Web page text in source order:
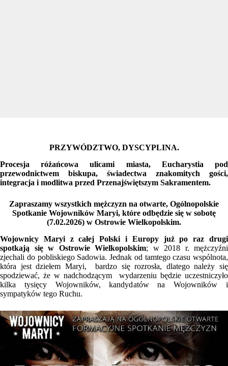
PRZYWÓDZTWO, DYSCYPLINA.
Procesja różańcowa ulicami miasta, Eucharystia pod
przewodnictwem biskupa, świadectwa znakomitych gości,
integracja i modlitwa przed Przenajświętszym Sakramentem.
Zapraszamy wszystkich mężczyzn na otwarte, Ogólnopolskie
Spotkanie Wojowników Maryi, które odbędzie się w sobotę
(7.02.2026) w Ostrowie Wielkopolskim.
Wojownicy Maryi z całej Polski i Europy już po raz drugi
spotkają się w Ostrowie Wielkopolskim; w 2018 r. mężczyźni
zjechali do pobliskiego Sadowia. Jednak od tamtego czasu wspólnota,
która jest dziełem Maryi, bardzo się rozrosła, dlatego należy się
spodziewać, że w nadchodzącym wydarzeniu będzie uczestniczyło
kilka tysięcy Wojowników, kandydatów na Wojowników i
sympatyków tego Ruchu.